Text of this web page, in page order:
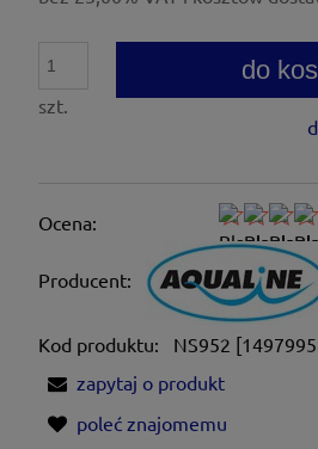
szt.
do
Ocena:
Producent:
Kod produktu:
NS952
zapytaj o produkt
poleć znajomemu